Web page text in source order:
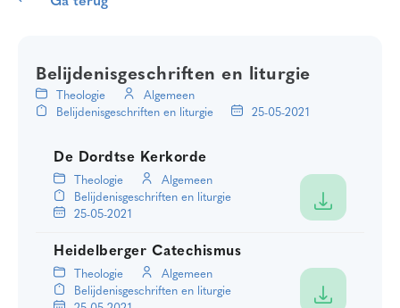
Belijdenisgeschriften en liturgie
Theologie
Algemeen
Belijdenisgeschriften en liturgie
25-05-2021
De Dordtse Kerkorde
Theologie
Algemeen
Belijdenisgeschriften en liturgie
25-05-2021
Heidelberger Catechismus
Theologie
Algemeen
Belijdenisgeschriften en liturgie